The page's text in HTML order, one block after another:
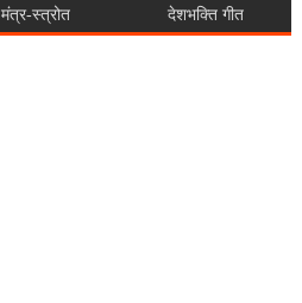
मंत्र-स्त्रोत देशभक्ति गीत